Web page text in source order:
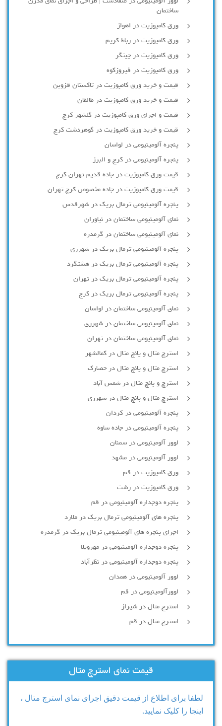
ساختمان
ورق کامپوزیت در اهواز
ورق کامپوزیت در رباط کریم
ورق کامپوزیت در چیتگر
ورق کامپوزیت در فیروزکوه
قیمت و خرید ورق کامپوزیت در تاکستان قزوین
قیمت و خرید ورق کامپوزیت در طالقان
قیمت و اجرای ورق کامپوزیت در گلشهر کرج
قیمت و خرید ورق کامپوزیت در گوهردشت کرج
پنجره آلومینیومی در لواسان
پنجره آلومینیومی در کرج و البرز
قیمت ورق کامپوزیت در جاده قدیم تهران کرج
قیمت ورق کامپوزیت در جاده مخصوص کرج تهران
پنجره آلومینیومی ترمال بریک در شهرقدس
نمای آلومینیومی ساختمان در نیاوران
نمای آلومینیومی ساختمان در گرمدره
پنجره آلومینیومی ترمال بریک در شهرری
پنجره آلومینیومی ترمال بریک در هشتگرد
پنجره آلومینیومی ترمال بریک در تهران
پنجره آلومینیومی ترمال بریک در کرج
نمای آلومینیومی ساختمان در لواسان
نمای آلومینیومی ساختمان در شهرری
نمای آلومینیومی ساختمان در تهران
استرچ متال و پانچ متال در کمالشهر
استرچ متال و پانچ متال در حصارك
استرچ و پانچ متال در شمس آباد
استرچ متال و پانچ متال در شهرری
پنجره آلومینیومی در کردان
پنجره آلومینیومی در جاده ساوه
لوور آلومینیومی در سمنان
لوور آلومینیومی در مشهد
ورق کامپوزیت در قم
ورق کامپوزیت در رشت
پنجره دوجداره آلومينيومی در قم
پنجره های آلومینیومی ترمال بریک در ملارد
اجرای پنجره های آلومینیومی ترمال بریک در گرمدره
پنجره دوجداره آلومینیومی در مهرویلا
پنجره دوجداره آلومینیومی در نظرآباد
لوور آلومینیومی در همدان
لوورآلومینیومی در قم
استرچ متال در شیراز
استرچ متال در قم
قیمت نمای استرچ متال
لطفا برای اطلاع از قیمت دقیق اجرای نمای استرچ متال ،
اینجا را کلیک نمایید.